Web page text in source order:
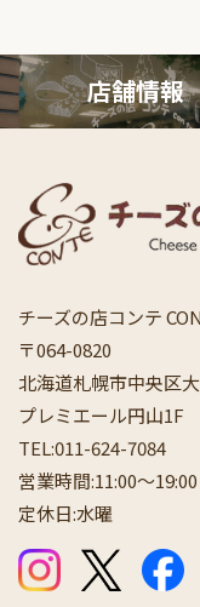
店舗情報
チーズの店コンテ
〒064-0820
北海道札幌市中央区
プレミエール円山1F
TEL:011-624-7084
営業時間:11:00〜19:00
定休日:水曜
公式Instagram
公式X